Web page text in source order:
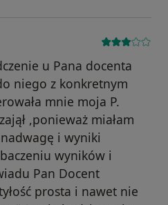
u Pana docenta
niego z konkretnym
mnie moja P.
,ponieważ miałam
i wyniki
wyników i
Pan Docent
prosta i nawet nie